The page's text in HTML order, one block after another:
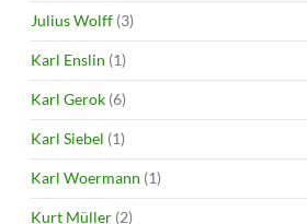
Julius Wolff (3)
Karl Enslin (1)
Karl Gerok (6)
Karl Siebel (1)
Karl Woermann (1)
Kurt Müller (2)